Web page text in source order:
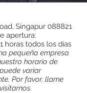
Singapur 088821
apertura:
horas todos los días
pequeña empresa
horario de
variar
Por favor, llame